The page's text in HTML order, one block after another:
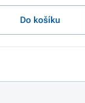
Do košíku